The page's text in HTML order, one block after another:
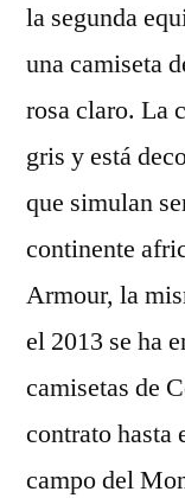
la segunda
una camiseta
rosa claro. La
gris y está
que simulan
continente
Armour, la
el 2013 se ha
camisetas de
contrato
campo del